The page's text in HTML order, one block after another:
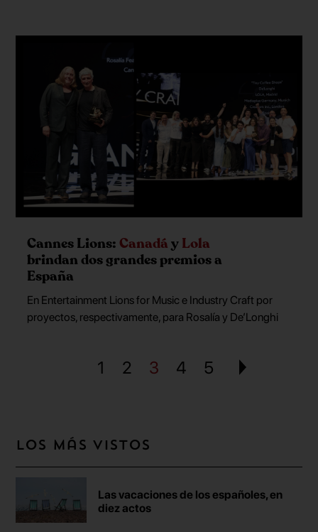
Cannes Lions:CanadáyLola
brindan dos grandes premios a
España
En Entertainment Lions for Music e Industry Craft por
proyectos, respectivamente, para Rosalía y De’Longhi
1 2 3 4 5
Los más vistos
Las vacaciones de los españoles, en
diez actos